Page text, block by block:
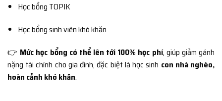
Học bổng TOPIK
Học bổng sinh viên khó khăn
👉 Mức học bổng có thể lên tới 100% học phí, giúp giảm gánh
nặng tài chính cho gia đình, đặc biệt là học sinh con nhà nghèo,
hoàn cảnh khó khăn.